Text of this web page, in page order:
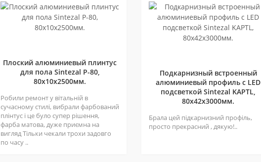
Плоский алюминиевый плинтус
для пола Sintezal P-80,
80х10х2500мм.
Робили ремонт у вітальній в
сучасному стилі, вибрали фарбований
плінтус і це було супер рішення,
фарба матова, дуже приємна на
вигляд Тільки чекали трохи задовго
по часу ..
Подкарнизный встроенный
алюминиевый профиль с LED
подсветкой Sintezal KAPTL,
80х42x3000мм.
Брала цей підкарнизний профіль,
просто прекрасний , дякую!..